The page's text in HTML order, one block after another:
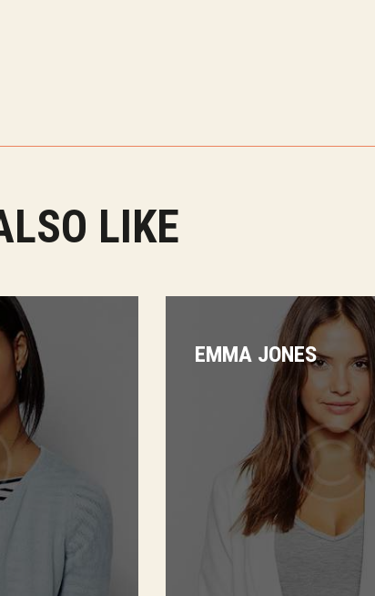
LIKE
EMMA JONES